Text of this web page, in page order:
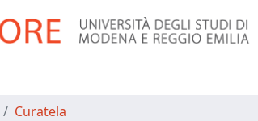
Curatela